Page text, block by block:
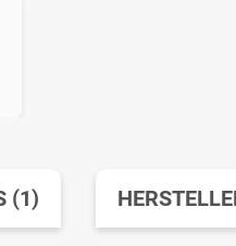
(1)